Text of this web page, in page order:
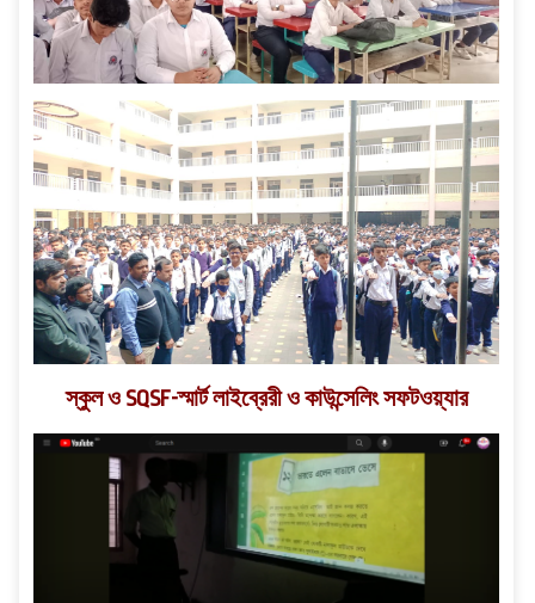
স্কুল ও SQSF-স্মার্ট লাইব্রেরী ও কাউন্সেলিং সফটওয়্যার